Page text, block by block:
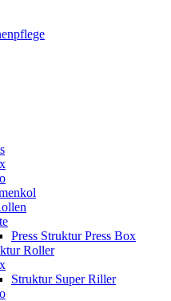
Press Struktur Press Box
Roller
Struktur Super Riller